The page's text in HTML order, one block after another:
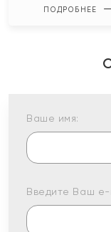
ПОДРОБНЕЕ
Ваше имя:
Введите Ваш e-